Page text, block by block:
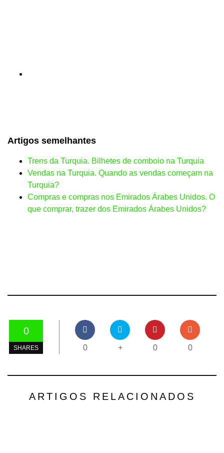
Artigos semelhantes
Trens da Turquia. Bilhetes de comboio na Turquia
Vendas na Turquia. Quando as vendas começam na
Turquia?
Compras e compras nos Emirados Árabes Unidos. O
que comprar, trazer dos Emirados Árabes Unidos?
0
SHARES 0 + 0 0
ARTIGOS RELACIONADOS